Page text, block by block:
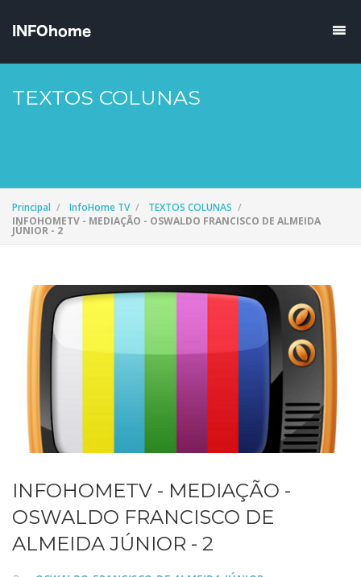
TEXTOS COLUNAS
Principal InfoHome TV
TEXTOS COLUNAS
INFOHOMETV - MEDIAÇÃO - OSWALDO FRANCISCO DE ALMEIDA
JÚNIOR - 2
INFOHOMETV - MEDIAÇÃO -
OSWALDO FRANCISCO DE
ALMEIDA JÚNIOR - 2